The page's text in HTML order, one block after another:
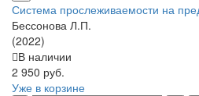
Система прослеживаемости на
Бессонова Л.П.
(2022)
В наличии
2 950 руб.
Уже в корзине